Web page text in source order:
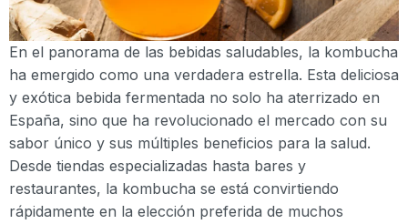
En el panorama de las bebidas saludables, la kombucha
ha emergido como una verdadera estrella. Esta deliciosa
y exótica bebida fermentada no solo ha aterrizado en
España, sino que ha revolucionado el mercado con su
sabor único y sus múltiples beneficios para la salud.
Desde tiendas especializadas hasta bares y
restaurantes, la kombucha se está convirtiendo
rápidamente en la elección preferida de muchos